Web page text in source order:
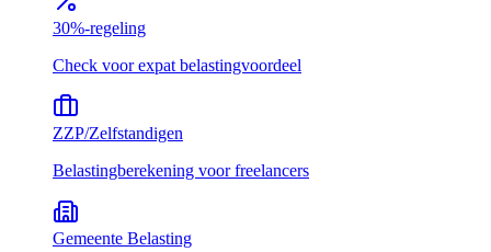
30%-regeling
Check voor expat belastingvoordeel
ZZP/Zelfstandigen
Belastingberekening voor freelancers
Gemeente Belasting